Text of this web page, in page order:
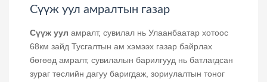
Сүүж уул амралтын газар
Сүүж уул амралт, сувилал нь Улаанбаатар хотоос
68км зайд Тусгалтын ам хэмээх газар байрлах
бөгөөд амралт, сувилалын барилгууд нь батлагдсан
зураг төслийн дагуу баригдаж, зориулалтын тоног